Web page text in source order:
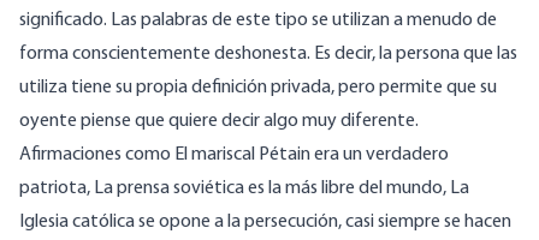
significado. Las palabras de este tipo se utilizan a menudo de
forma conscientemente deshonesta. Es decir, la persona que las
utiliza tiene su propia definición privada, pero permite que su
oyente piense que quiere decir algo muy diferente.
Afirmaciones como El mariscal Pétain era un verdadero
patriota, La prensa soviética es la más libre del mundo, La
Iglesia católica se opone a la persecución, casi siempre se hacen